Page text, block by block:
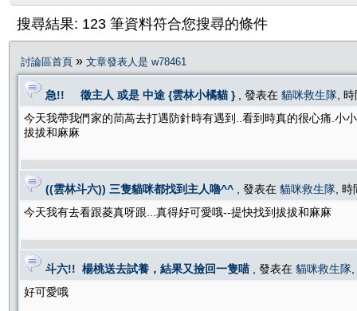
搜尋結果: 123 筆資料符合您搜尋的條件
討論區首頁 » 文章發表人是 w78461
急!! 徵主人 或是 中途 {雲林小橘貓 } , 發表在 貓咪救生隊 ,
今天我帶我們家的茼萵去打遇防針時有遇到..看到時真的很心痛.小
拔拔和麻麻
((雲林斗六)) 三隻貓咪都找到主人嚕^^ , 發表在 貓咪救生隊 ,
今天我有去看跟菱真呀跟...真得好可愛哦--提快找到拔拔和麻麻
斗六!! 楊桃送去試養，結果又撿回一隻喵 , 發表在 貓咪救生隊
好可愛哦